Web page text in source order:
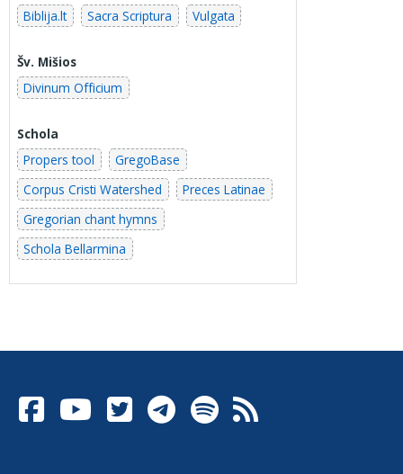
Biblija.lt
Sacra Scriptura Vulgata
Šv. Mišios
Divinum Officium
Schola
Propers tool
GregoBase
Corpus Cristi Watershed
Preces Latinae
Gregorian chant hymns
Schola Bellarmina